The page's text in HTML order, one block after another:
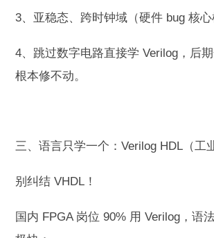
3、亚稳态、跨时钟域（硬件 bug 核心
4、跳过数字电路直接学 Verilog，后期
根本修不动。
三、语言只学一个：Verilog HDL（工
别纠结 VHDL！
国内 FPGA 岗位 90% 用 Verilog，语